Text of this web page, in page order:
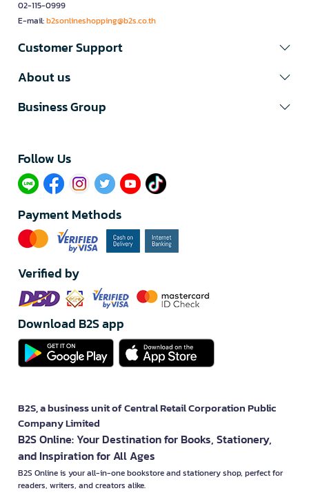
02-115-0999
E-mail:b2sonlineshopping@b2s.co.th
Customer Support
About us
Business Group
Follow Us​
Payment Methods
Verified by
Download B2S app
B2S, a business unit of Central Retail Corporation Public
Company Limited
B2S Online: Your Destination for Books, Stationery,
and Inspiration for All Ages
B2S Online is your all-in-one bookstore and stationery shop, perfect for
readers, writers, and creators alike.